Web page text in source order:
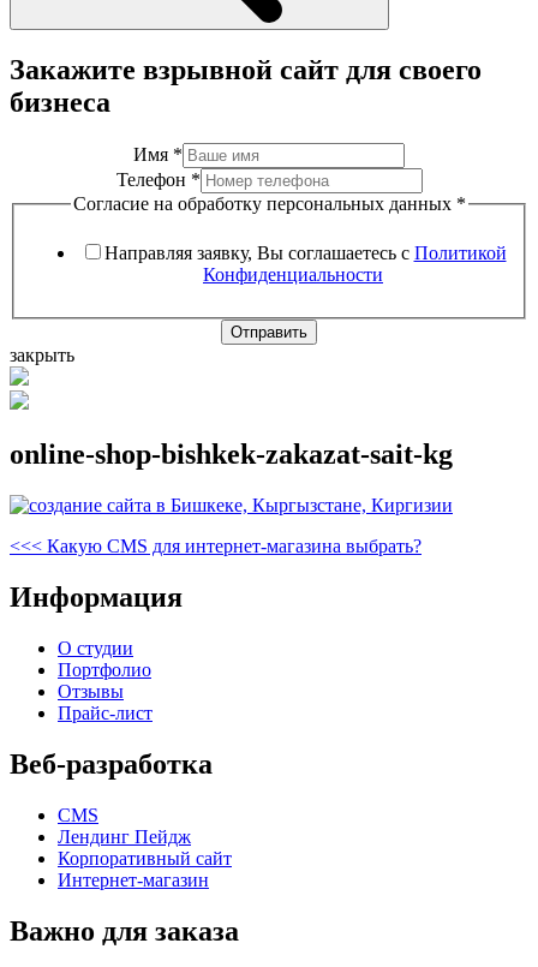
Закажите взрывной сайт для своего
бизнеса
Имя *
Телефон *
Согласие на обработку персональных данных *
Направляя заявку, Вы соглашаетесь с Политикой
Конфиденциальности
Отправить
закрыть
online-shop-bishkek-zakazat-sait-kg
Навигация
по
записям
Предыдущая
<<< Какую CMS для интернет-магазина выбрать?
Информация
О студии
Портфолио
Отзывы
Прайс-лист
Веб-разработка
CMS
Лендинг Пейдж
Корпоративный сайт
Интернет-магазин
Важно для заказа